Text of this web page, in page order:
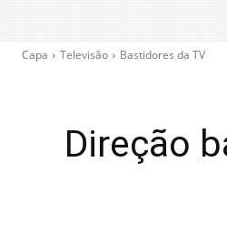
Capa Televisão Bastidores da TV
Direção